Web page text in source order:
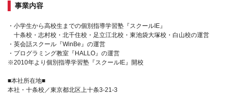
事業内容
・小学生から高校生までの個別指導学習塾『スクールIE』
十条校・志村校・北千住校・足立江北校・東池袋大塚校・白山校の運営
・英会話スクール『WinBe』の運営
・プログラミング教室『HALLO』の運営
※2010年より個別指導学習塾『スクールIE』開校
■本社所在地■
本社・十条校／東京都北区上十条3-21-3